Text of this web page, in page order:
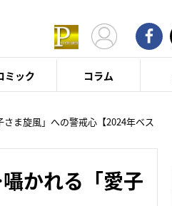
ミック コラム
ま旋風」への警戒心【2024年ベス
かれる「愛子